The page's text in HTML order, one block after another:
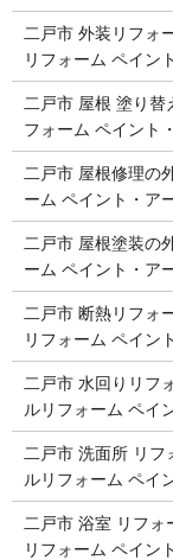
二戸市 外装リフォ
リフォーム ペイン
二戸市 屋根 塗り替
フォーム ペイント
二戸市 屋根修理の
ーム ペイント・ア
二戸市 屋根塗装の
ーム ペイント・ア
二戸市 断熱リフォ
リフォーム ペイン
二戸市 水回りリフ
ルリフォーム ペイ
二戸市 洗面所 リフ
ルリフォーム ペイ
二戸市 浴室 リフ
リフォーム ペイン